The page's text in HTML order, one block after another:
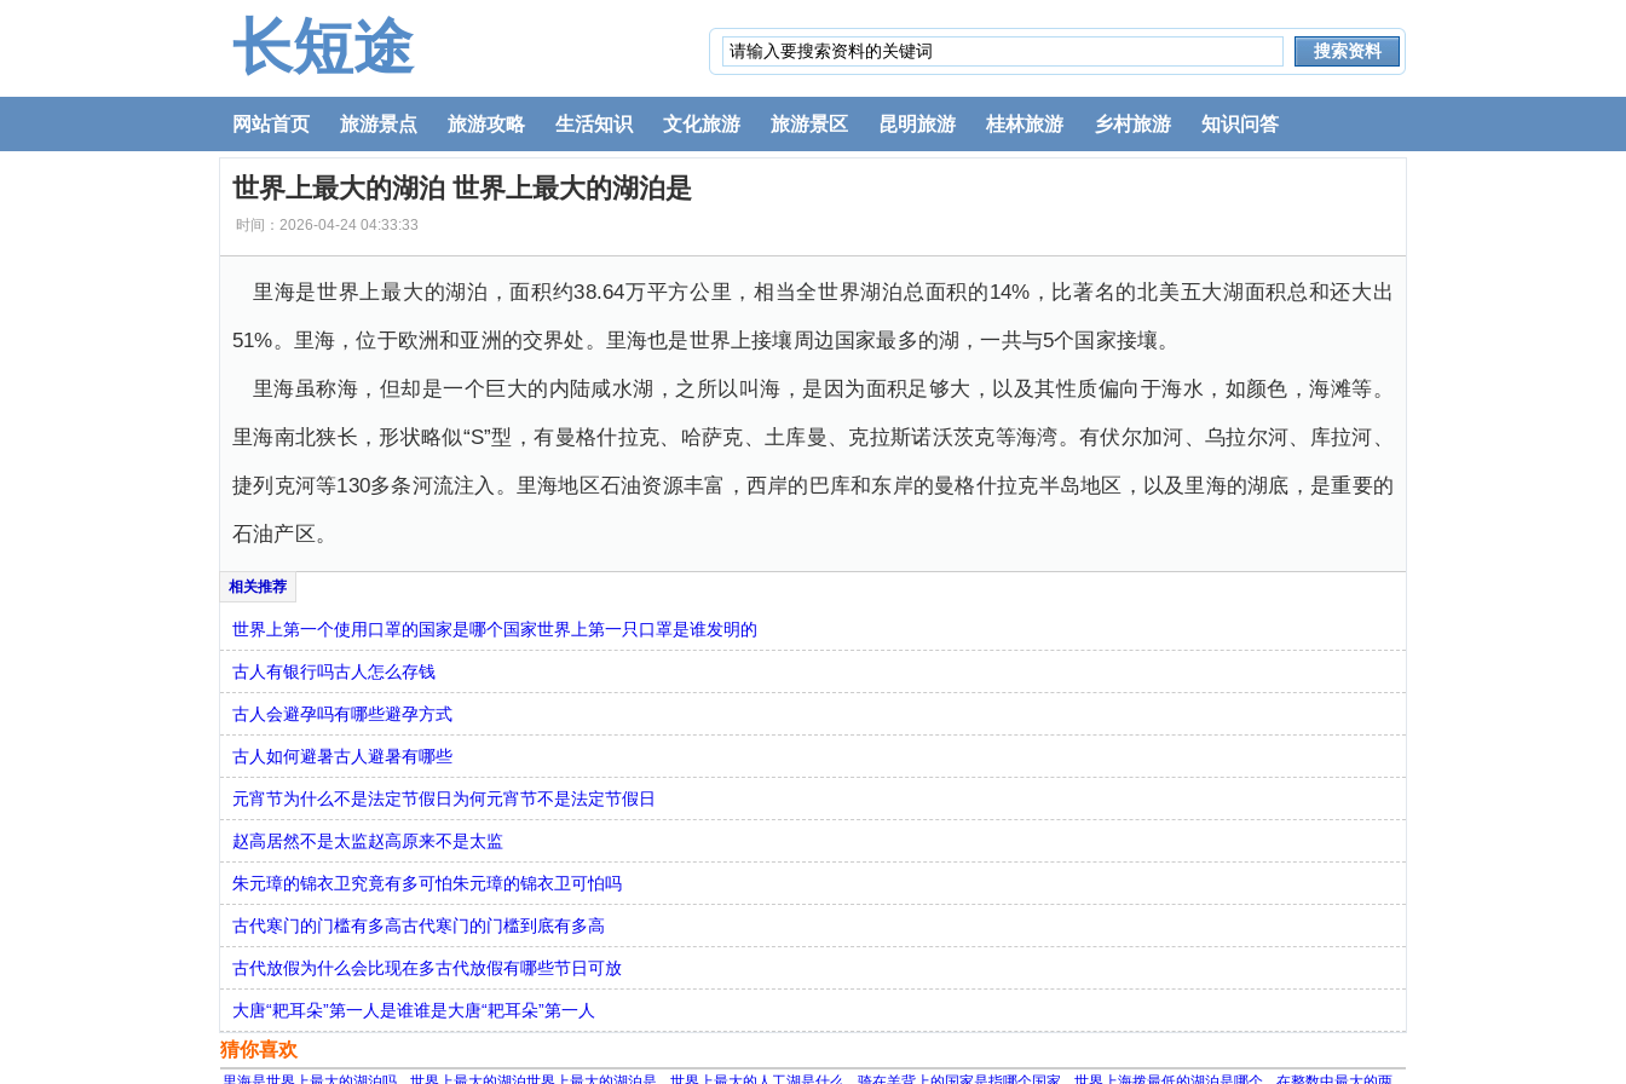
长短途
网站首页 旅游景点 旅游攻略 生活知识 文化旅游 旅游景区 昆明旅游 桂林旅游 乡村旅游 知识问答
世界上最大的湖泊 世界上最大的湖泊是
时间：2026-04-24 04:33:33
里海是世界上最大的湖泊，面积约38.64万平方公里，相当全世界湖泊总面积的14%，比著名的北美五大湖面积总和还大出
51%。里海，位于欧洲和亚洲的交界处。里海也是世界上接壤周边国家最多的湖，一共与5个国家接壤。
里海虽称海，但却是一个巨大的内陆咸水湖，之所以叫海，是因为面积足够大，以及其性质偏向于海水，如颜色，海滩等。
里海南北狭长，形状略似“S”型，有曼格什拉克、哈萨克、土库曼、克拉斯诺沃茨克等海湾。有伏尔加河、乌拉尔河、库拉河、
捷列克河等130多条河流注入。里海地区石油资源丰富，西岸的巴库和东岸的曼格什拉克半岛地区，以及里海的湖底，是重要的
石油产区。
世界上第一个使用口罩的国家是哪个国家世界上第一只口罩是谁发明的
古人有银行吗古人怎么存钱
古人会避孕吗有哪些避孕方式
古人如何避暑古人避暑有哪些
元宵节为什么不是法定节假日为何元宵节不是法定节假日
赵高居然不是太监赵高原来不是太监
朱元璋的锦衣卫究竟有多可怕朱元璋的锦衣卫可怕吗
古代寒门的门槛有多高古代寒门的门槛到底有多高
古代放假为什么会比现在多古代放假有哪些节日可放
大唐“耙耳朵”第一人是谁谁是大唐“耙耳朵”第一人
猜你喜欢